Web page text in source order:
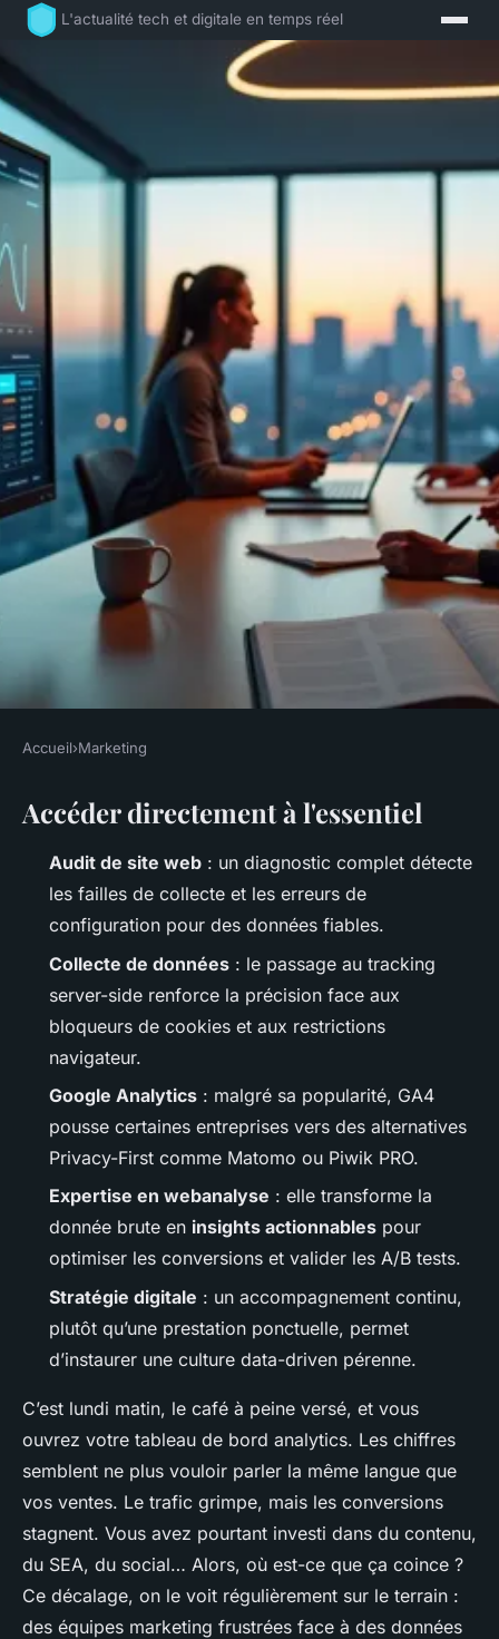
L'actualité tech et digitale en temps réel
Agence web analytics :
améliorez votre stratégie
digitale grâce à l'analyse des
données
11 min de lecture
Accueil›Marketing
Accéder directement à l'essentiel
Audit de site web : un diagnostic complet détecte
les failles de collecte et les erreurs de
configuration pour des données fiables.
Collecte de données : le passage au tracking
server-side renforce la précision face aux
bloqueurs de cookies et aux restrictions
navigateur.
Google Analytics : malgré sa popularité, GA4
pousse certaines entreprises vers des alternatives
Privacy-First comme Matomo ou Piwik PRO.
Expertise en webanalyse : elle transforme la
donnée brute en insights actionnables pour
optimiser les conversions et valider les A/B tests.
Stratégie digitale : un accompagnement continu,
plutôt qu’une prestation ponctuelle, permet
d’instaurer une culture data-driven pérenne.
C’est lundi matin, le café à peine versé, et vous
ouvrez votre tableau de bord analytics. Les chiffres
semblent ne plus vouloir parler la même langue que
vos ventes. Le trafic grimpe, mais les conversions
stagnent. Vous avez pourtant investi dans du contenu,
du SEA, du social… Alors, où est-ce que ça coince ?
Ce décalage, on le voit régulièrement sur le terrain :
des équipes marketing frustrées face à des données